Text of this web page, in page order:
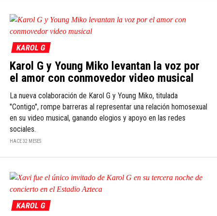
KAROL G
Karol G y Young Miko levantan la voz por
el amor con conmovedor video musical
La nueva colaboración de Karol G y Young Miko, titulada
"Contigo", rompe barreras al representar una relación homosexual
en su video musical, ganando elogios y apoyo en las redes
sociales.
HACE 32 MESES
KAROL G